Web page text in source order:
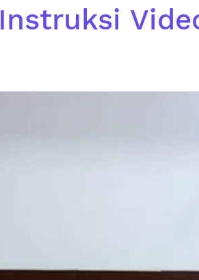
Instruksi